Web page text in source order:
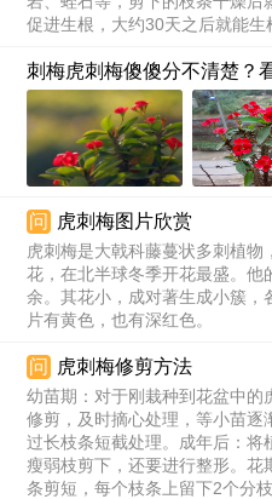
促进生根，大约30天之后就能生
刺梅虎刺梅傻傻分不清楚？
问 虎刺梅图片欣赏
虎刺梅是大戟科藤蔓状多刺植
花，在北半球冬季开花最盛。他
余。其花小，成对著生成小簇
片有黄色，也有深红色。
问 虎刺梅修剪方法
幼苗期：对于刚栽种到花盆中
修剪，及时摘心处理，等小苗
过长枝条短截处理。成年后：将
瘦弱枝剪下，还要进行整形。
条剪短，每个枝条上留下2个分枝